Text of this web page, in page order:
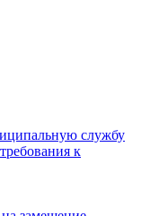
службу
к